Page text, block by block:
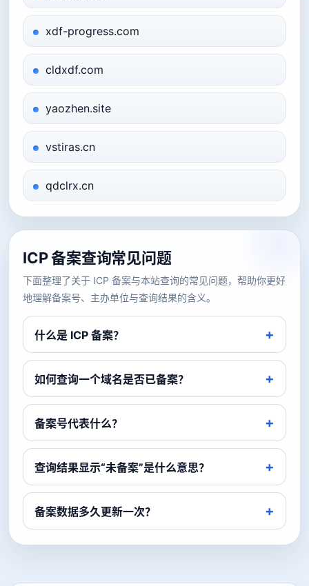
xdf-progress.com
cldxdf.com
yaozhen.site
vstiras.cn
qdclrx.cn
ICP 备案查询常见问题
下面整理了关于 ICP 备案与本站查询的常见问题，帮助你更好
地理解备案号、主办单位与查询结果的含义。
什么是 ICP 备案？
如何查询一个域名是否已备案？
备案号代表什么？
查询结果显示“未备案”是什么意思？
备案数据多久更新一次？